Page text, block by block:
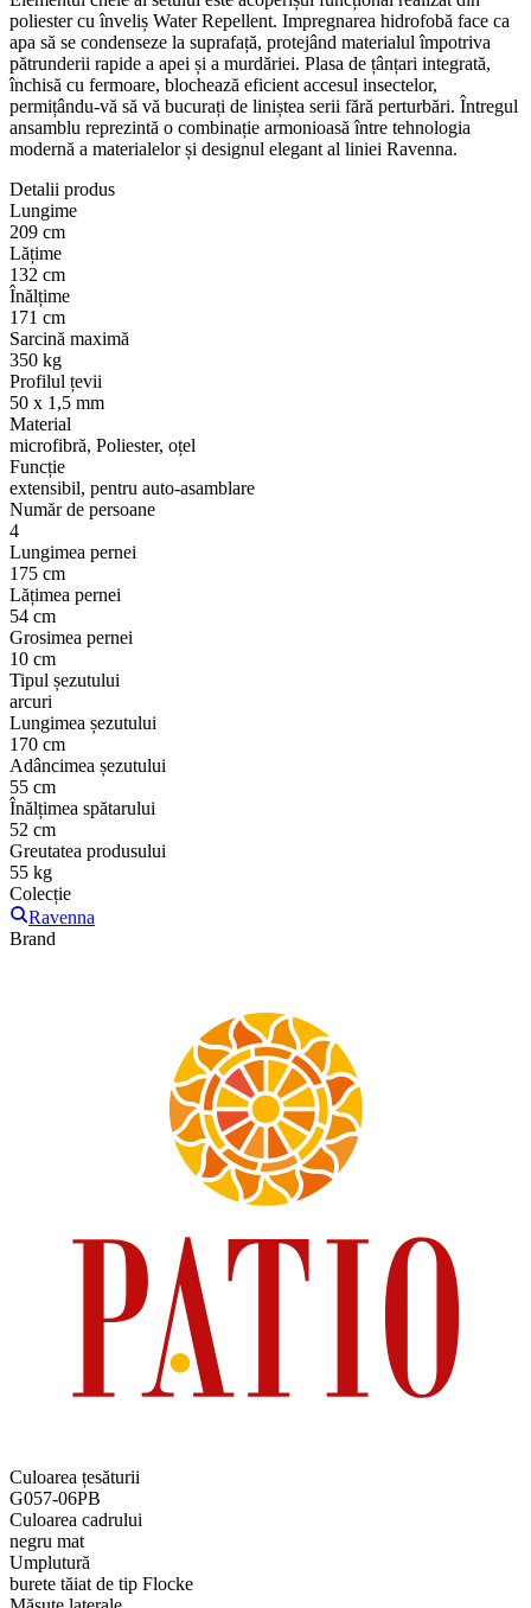
poliester cu înveliș Water Repellent. Impregnarea hidrofobă face ca
apa să se condenseze la suprafață, protejând materialul împotriva
pătrunderii rapide a apei și a murdăriei. Plasa de țânțari integrată,
închisă cu fermoare, blochează eficient accesul insectelor,
permițându-vă să vă bucurați de liniștea serii fără perturbări. Întregul
ansamblu reprezintă o combinație armonioasă între tehnologia
modernă a materialelor și designul elegant al liniei Ravenna.
Detalii produs
Lungime
209 cm
Lățime
132 cm
Înălțime
171 cm
Sarcină maximă
350 kg
Profilul țevii
50 x 1,5 mm
Material
microfibră, Poliester, oțel
Funcție
extensibil, pentru auto-asamblare
Număr de persoane
4
Lungimea pernei
175 cm
Lățimea pernei
54 cm
Grosimea pernei
10 cm
Tipul șezutului
arcuri
Lungimea șezutului
170 cm
Adâncimea șezutului
55 cm
Înălțimea spătarului
52 cm
Greutatea produsului
55 kg
Colecție
Ravenna
Brand
Culoarea țesăturii
G057-06PB
Culoarea cadrului
negru mat
Umplutură
burete tăiat de tip Flocke